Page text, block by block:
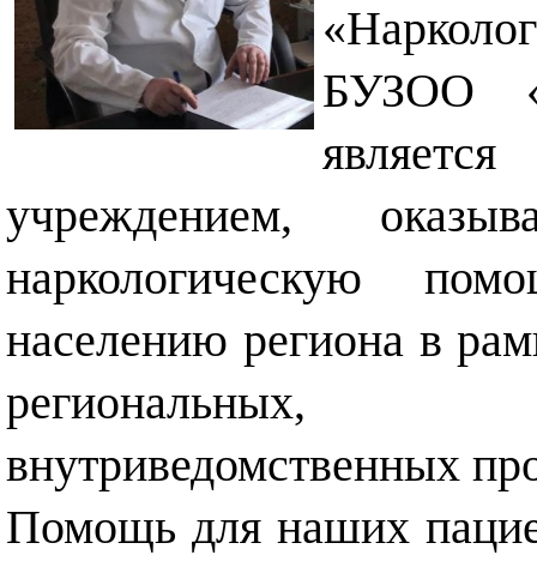
БУЗОО
учреждением,
наркологическую
населению региона в
региональных,
внутриведомственных
Помощь для наших